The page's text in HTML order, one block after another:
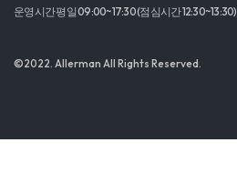
운영시간 평일 09:00~17:30 (점심시간 12:30~13:30)
©2022. Allerman All Rights Reserved.